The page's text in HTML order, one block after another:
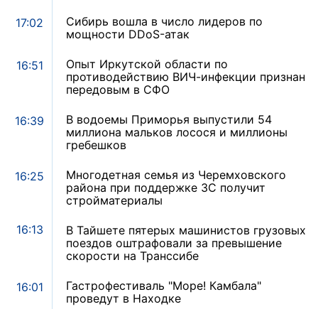
17:02
Сибирь вошла в число лидеров по
мощности DDoS-атак
16:51
Опыт Иркутской области по
противодействию ВИЧ-инфекции признан
передовым в СФО
16:39
В водоемы Приморья выпустили 54
миллиона мальков лосося и миллионы
гребешков
16:25
Многодетная семья из Черемховского
района при поддержке ЗС получит
стройматериалы
16:13
В Тайшете пятерых машинистов грузовых
поездов оштрафовали за превышение
скорости на Транссибе
16:01
Гастрофестиваль "Море! Камбала"
проведут в Находке